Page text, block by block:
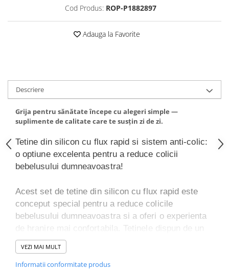
Produse anti-insecte
Protectie solara
Altele-Produse pentru ingrijire si
Aparatura medicala
Plasturi
Altele-Produse tehnico-medicale
Sanatatea cuplului
Tonice sexuale
Fertilitate
Teste de sarcina si ovulatie
Altele-Sanatatea cuplului
Suplimente alimentare
Vitamine si minerale
Afectiuni dermatologice
Afectiuni respiratorii
Cod Produs: ROP-P1882897
Adauga la Favorite
Descriere
Grija pentru sănătate începe cu alegeri simple —
suplimente de calitate care te susțin zi de zi.
Tetine din silicon cu flux rapid si sistem anti-colic:
o optiune excelenta pentru a reduce colicii
bebelusului dumneavoastra!
Acest set de tetine din silicon cu flux rapid este
conceput special pentru a reduce colicile
bebelusului dumneavoastra si a oferi o experienta
de hranire mai confortabila. Tetinele dispun de un
sistem anti-colic unic, cu o camera de aer
incorporata care ajuta la echilibrarea fluxului de
lichid si la reducerea cantitatii de aer inghitita de
VEZI MAI MULT
Informatii conformitate produs